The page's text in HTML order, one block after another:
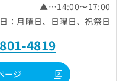
▲…14:00〜17:00
：月曜日、日曜日、祝祭日
4819
ージ